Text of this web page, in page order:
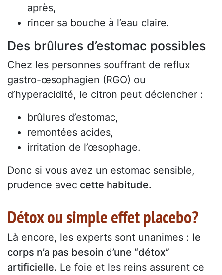
après,
rincer sa bouche à l’eau claire.
Des brûlures d’estomac possibles
Chez les personnes souffrant de reflux
gastro-œsophagien (RGO) ou
d’hyperacidité, le citron peut déclencher :
brûlures d’estomac,
remontées acides,
irritation de l’œsophage.
Donc si vous avez un estomac sensible,
prudence avec cette habitude.
Détox ou simple effet placebo?
Là encore, les experts sont unanimes : le
corps n’a pas besoin d’une “détox”
artificielle. Le foie et les reins assurent ce